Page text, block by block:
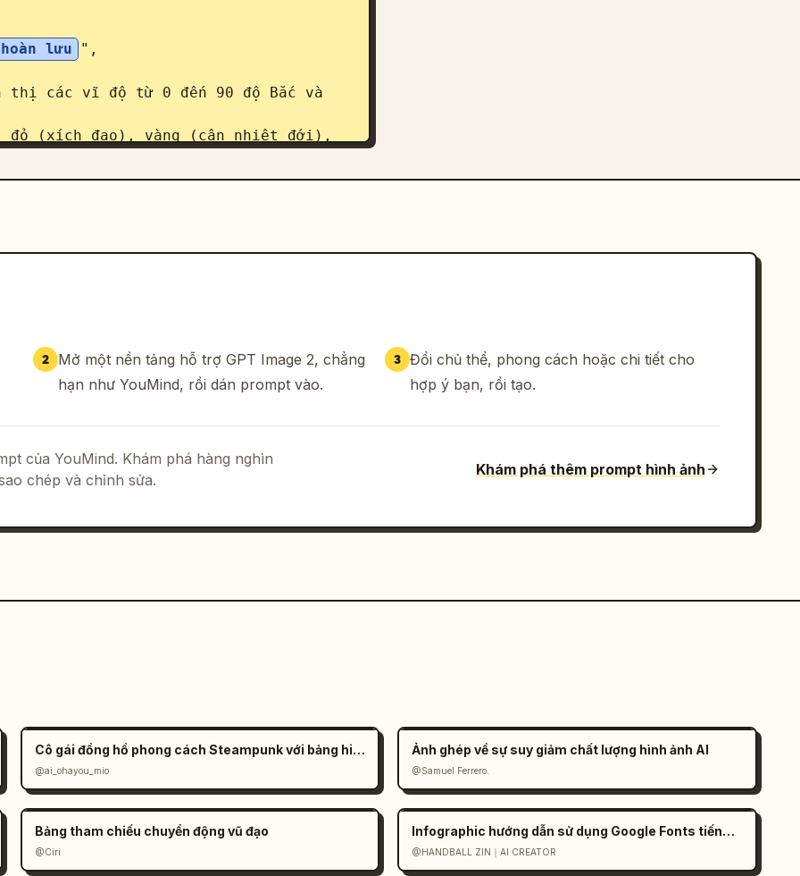
lưu
",
2 Mở một nền tảng hỗ trợ GPT Image 2, chẳng
hạn như YouMind, rồi dán prompt vào.
3 Đổi chủ thể, phong cách hoặc chi tiết cho
hợp ý bạn, rồi tạo.
của YouMind. Khám phá hàng nghìn
chép và chỉnh sửa.
Khám phá thêm prompt hình ảnh
Cô gái đồng hồ phong cách Steampunk với bảng hiệu tiếng Nhật
@ai_ohayou_mio
Ảnh ghép về sự suy giảm chất lượng hình ảnh AI
@Samuel Ferrero.
Bảng tham chiếu chuyển động vũ đạo
@Ciri
Infographic hướng dẫn sử dụng Google Fonts tiếng Nhật
@HANDBALL ZIN｜AI CREATOR